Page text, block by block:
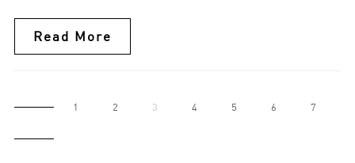
Read More
1 2 3 4 5 6 7